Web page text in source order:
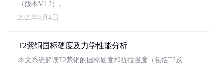
（版本V1.2）。
2026年8月4日
T2紫铜国标硬度及力学性能分析
本文系统解读T2紫铜的国标硬度和抗拉强度（包括T2及